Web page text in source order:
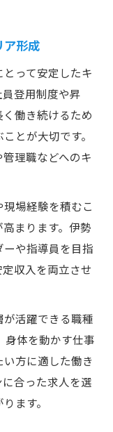
ア形成
って安定したキ
登用制度や昇
働き続けるため
とが大切です。
理職などへのキ
場経験を積むこ
まります。伊勢
や指導員を目指
収入を両立させ
活躍できる職種
身体を動かす仕事
方に適した働き
合った求人を選
ます。